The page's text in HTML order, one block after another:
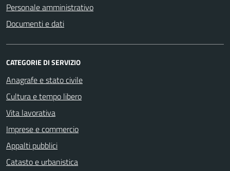
Personale amministrativo
Documenti e dati
CATEGORIE DI SERVIZIO
Anagrafe e stato civile
Cultura e tempo libero
Vita lavorativa
Imprese e commercio
Appalti pubblici
Catasto e urbanistica